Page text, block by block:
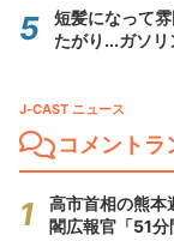
短髪になって
たがり...ガソ
J-CAST ニュース
コメントラ
高市首相の熊
閣広報官「51分